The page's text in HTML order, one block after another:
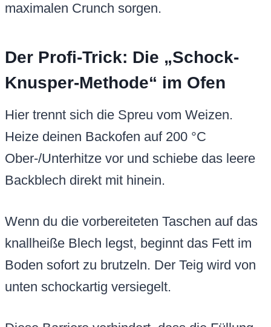
maximalen Crunch sorgen.
Der Profi-Trick: Die „Schock-
Knusper-Methode“ im Ofen
Hier trennt sich die Spreu vom Weizen.
Heize deinen Backofen auf 200 °C
Ober-/Unterhitze vor und schiebe das leere
Backblech direkt mit hinein.
Wenn du die vorbereiteten Taschen auf das
knallheiße Blech legst, beginnt das Fett im
Boden sofort zu brutzeln. Der Teig wird von
unten schockartig versiegelt.